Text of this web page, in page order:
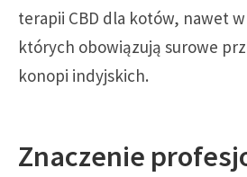
terapii CBD dla kotów, nawet
których obowiązują surowe
konopi indyjskich.
Znaczenie